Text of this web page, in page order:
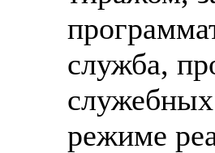
служба,
служебных
режиме